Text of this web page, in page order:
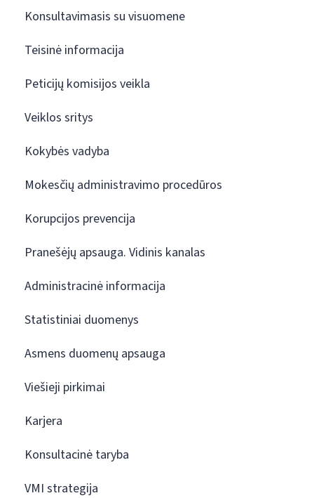
Konsultavimasis su visuomene
Teisinė informacija
Peticijų komisijos veikla
Veiklos sritys
Kokybės vadyba
Mokesčių administravimo procedūros
Korupcijos prevencija
Pranešėjų apsauga. Vidinis kanalas
Administracinė informacija
Statistiniai duomenys
Asmens duomenų apsauga
Viešieji pirkimai
Karjera
Konsultacinė taryba
VMI strategija